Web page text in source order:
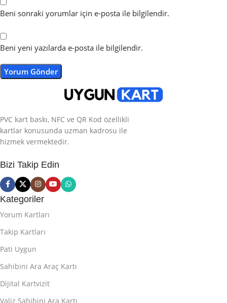
Beni sonraki yorumlar için e-posta ile bilgilendir.
Beni yeni yazılarda e-posta ile bilgilendir.
PVC kart baskı, NFC ve QR Kod özellikli
kartlar konusunda uzman kadrosu ile
hizmek vermektedir.
Bizi Takip Edin
Kategoriler
Yorum Kartları
Takip Kartları
Pati Uygun
Sahibini Ara Araç Kartı
Dijital Kartvizit
Valiz Sahibini Ara Kartı